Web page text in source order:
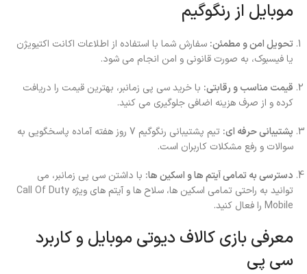
موبایل از رنگوگیم
تحویل امن و مطمئن: سفارش شما با استفاده از اطلاعات اکانت اکتیویژن
یا فیسبوک، به صورت قانونی و امن انجام می شود.
قیمت مناسب و رقابتی: با خرید سی پی زمانبر، بهترین قیمت را دریافت
کرده و از صرف هزینه اضافی جلوگیری می کنید.
پشتیبانی حرفه ای:
تیم پشتیبانی رنگوگیم 7 روز هفته آماده پاسخگویی به
سوالات و رفع مشکلات کاربران است.
دسترسی به تمامی آیتم ها و اسکین ها: با داشتن سی پی زمانبر، می
توانید به راحتی تمامی اسکین ها، سلاح ها و آیتم های ویژه Call Of Duty
Mobile را فعال کنید.
معرفی بازی کالاف دیوتی موبایل و کاربرد
سی پی